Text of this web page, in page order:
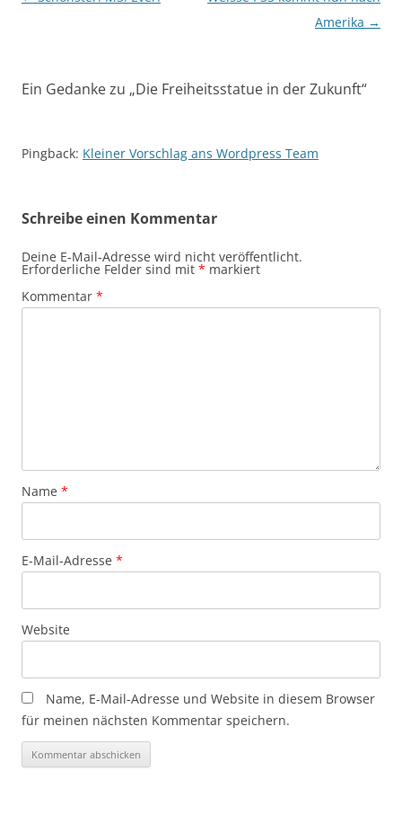
Amerika →
Ein Gedanke zu „Die Freiheitsstatue in der Zukunft“
Pingback: Kleiner Vorschlag ans Wordpress Team
Schreibe einen Kommentar
Deine E-Mail-Adresse wird nicht veröffentlicht.
Erforderliche Felder sind mit * markiert
Kommentar *
Name *
E-Mail-Adresse *
Website
Name, E-Mail-Adresse und Website in diesem Browser
für meinen nächsten Kommentar speichern.